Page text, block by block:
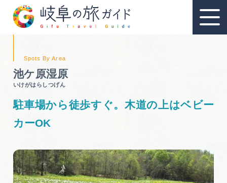
教育旅行モデルコース
池ケ原湿原
いけがはらしつげん
駐車場から徒歩すぐ。木道の上はベビー
カーOK